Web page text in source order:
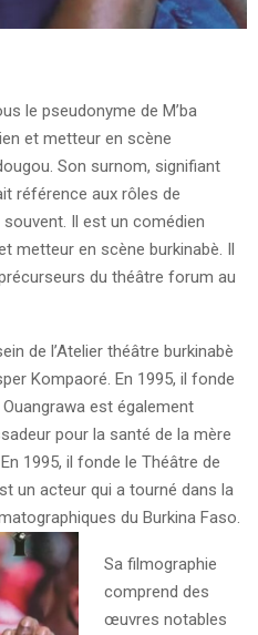
le pseudonyme de M’ba
et metteur en scène
Son surnom, signifiant
référence aux rôles de
Il est un comédien
metteur en scène burkinabè. Il
du théâtre forum au
de l’Atelier théâtre burkinabè
Kompaoré. En 1995, il fonde
Ouangrawa est également
pour la santé de la mère
1995, il fonde le Théâtre de
un acteur qui a tourné dans la
du Burkina Faso.
Sa filmographie
comprend des
œuvres notables